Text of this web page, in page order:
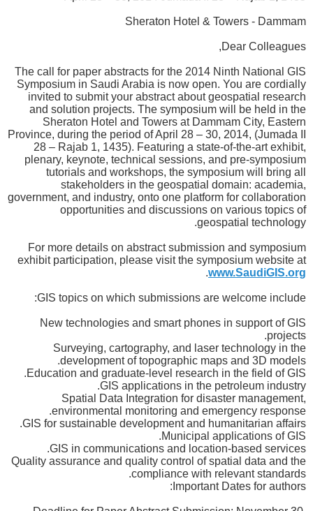
Sheraton Hotel & Towers - Dammam
Dear Colleagues,
The call for paper abstracts for the 2014 Ninth National GIS
Symposium in Saudi Arabia is now open. You are cordially
invited to submit your abstract about geospatial research
and solution projects. The symposium will be held in the
Sheraton Hotel and Towers at Dammam City, Eastern
Province, during the period of April 28 – 30, 2014, (Jumada II
28 – Rajab 1, 1435). Featuring a state-of-the-art exhibit,
plenary, keynote, technical sessions, and pre-symposium
tutorials and workshops, the symposium will bring all
stakeholders in the geospatial domain: academia,
government, and industry, onto one platform for collaboration
opportunities and discussions on various topics of
geospatial technology.
For more details on abstract submission and symposium
exhibit participation, please visit the symposium website at
www.SaudiGIS.org
.
GIS topics on which submissions are welcome include:
New technologies and smart phones in support of GIS
projects.
Surveying, cartography, and laser technology in the
development of topographic maps and 3D models.
Education and graduate-level research in the field of GIS.
GIS applications in the petroleum industry.
Spatial Data Integration for disaster management,
environmental monitoring and emergency response.
GIS for sustainable development and humanitarian affairs.
Municipal applications of GIS.
GIS in communications and location-based services.
Quality assurance and quality control of spatial data and the
compliance with relevant standards.
Important Dates for authors: